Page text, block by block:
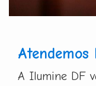
Atendemos
A Ilumine DF